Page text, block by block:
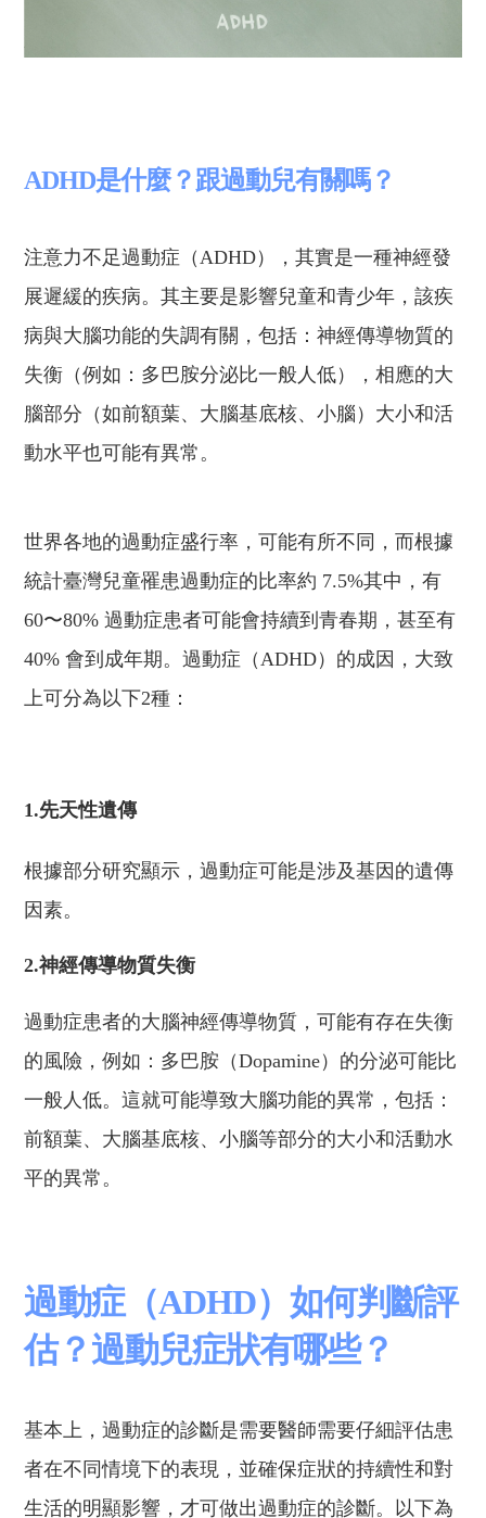
ADHD是什麼？跟過動兒有關嗎？
注意力不足過動症（ADHD） ，其實是一種神經發
展遲緩的疾病。其主要是影響兒童和青少年 ，該疾
病與大腦功能的失調有關，包括 ： 神經傳導物質的
失衡 （例如 ： 多巴胺分泌比一般人低）
，相應的大
腦部分（如前額葉、大腦基底核、小腦）大小和活
動水平也可能有異常。
世界各地的過動症盛行率 ， 可能有所不同， 而根據
統計臺灣兒童罹患過動症的比率約 7.5%其中， 有
60〜80% 過動症患者可能會持續到青春期，甚至有
40% 會到成年期。過動症（ADHD）的成因 ，大致
上可分為以下2種：
1.先天性遺傳
根據部分研究顯示，過動症可能是涉及基因的遺傳
因素。
2.神經傳導物質失衡
過動症患者的大腦神經傳導物質 ， 可能有存在失衡
的風險 ，例如：多巴胺（Dopamine）的分泌可能比
一般人低。這就可能導致大腦功能的異常，包括：
前額葉、大腦基底核、小腦等部分的大小和活動水
平的異常。
過動症（ADHD）如何判斷評
估？過動兒症狀有哪些？
基本上， 過動症的診斷是需要醫師需要仔細評估患
者在不同情境下的表現，並確保症狀的持續性和對
生活的明顯影響，才可做出過動症的診斷。 以下為